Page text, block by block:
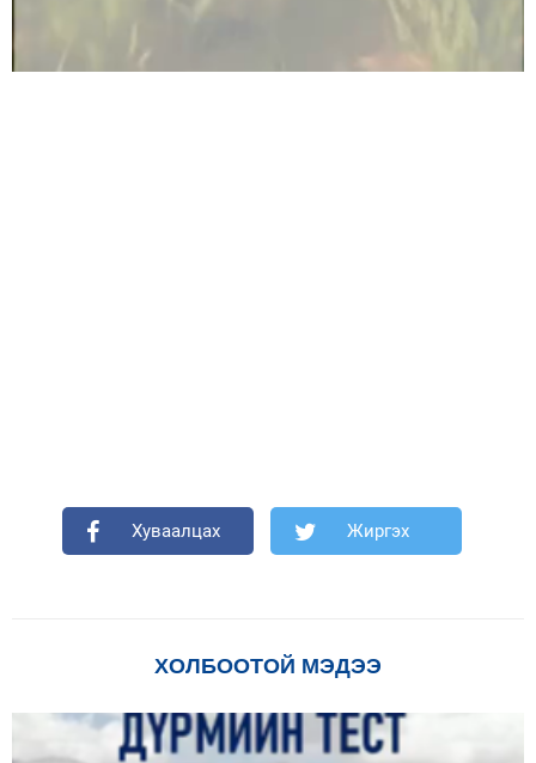
Хуваалцах Жиргэх
ХОЛБООТОЙ МЭДЭЭ